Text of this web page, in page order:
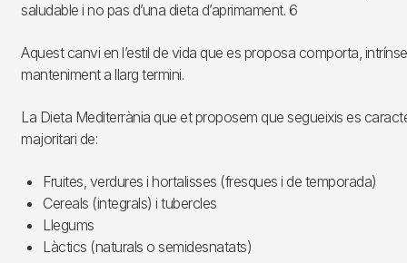
saludable i no pas d’una dieta d’aprimament. 6
Aquest canvi en l’estil de vida que es proposa comporta,
manteniment a llarg termini.
La Dieta Mediterrània que et proposem que segueixis es
majoritari de:
Fruites, verdures i hortalisses (fresques i de temporada)
Cereals (integrals) i tubercles
Llegums
Làctics (naturals o semidesnatats)